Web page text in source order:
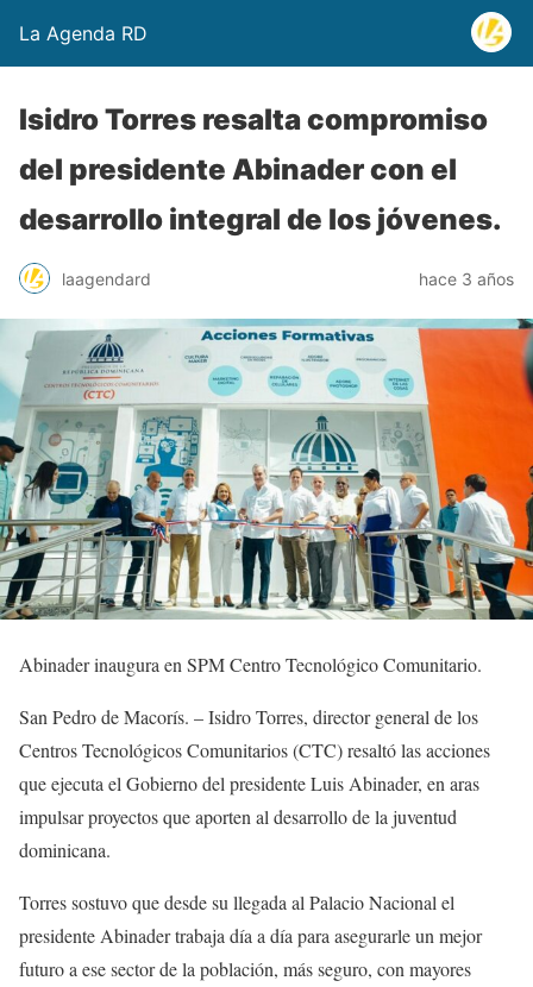
La Agenda RD
Isidro Torres resalta compromiso
del presidente Abinader con el
desarrollo integral de los jóvenes.
laagendard hace 3 años
Abinader inaugura en SPM Centro Tecnológico Comunitario.
San Pedro de Macorís. – Isidro Torres, director general de los
Centros Tecnológicos Comunitarios (CTC) resaltó las acciones
que ejecuta el Gobierno del presidente Luis Abinader, en aras
impulsar proyectos que aporten al desarrollo de la juventud
dominicana.
Torres sostuvo que desde su llegada al Palacio Nacional el
presidente Abinader trabaja día a día para asegurarle un mejor
futuro a ese sector de la población, más seguro, con mayores